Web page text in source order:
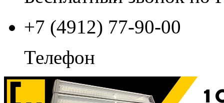
+7 (4912) 77-90-00
Телефон